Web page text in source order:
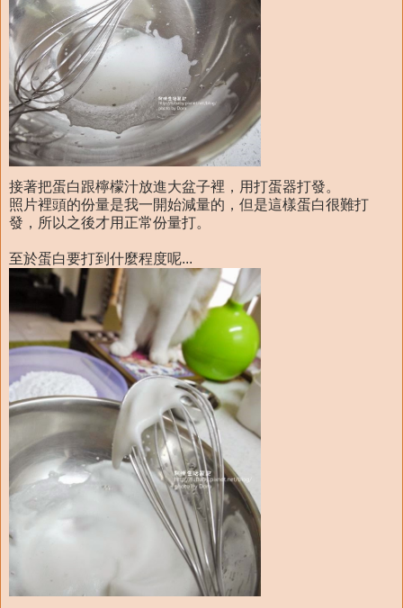
接著把蛋白跟檸檬汁放進大盆子裡，用打蛋器打發。
照片裡頭的份量是我一開始減量的，但是這樣蛋白很難打
發，所以之後才用正常份量打。
至於蛋白要打到什麼程度呢...